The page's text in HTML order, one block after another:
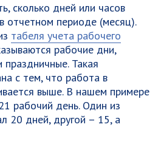
сколько дней или часов
отчетном периоде (месяц).
табеля учета рабочего
рабочие дни,
Такая
с тем, что работа в
выше. В нашем примере
рабочий день. Один из
20 дней, другой – 15, а